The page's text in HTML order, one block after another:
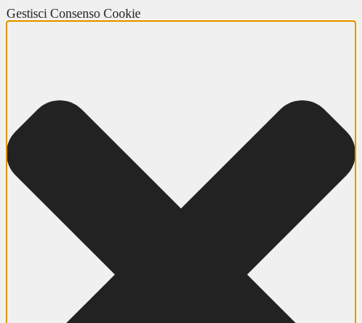
Gestisci Consenso Cookie